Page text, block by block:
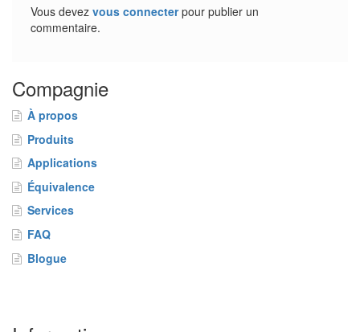
Vous devez vous connecterpour publier un
commentaire.
Compagnie
À propos
Produits
Applications
Équivalence
Services
FAQ
Blogue